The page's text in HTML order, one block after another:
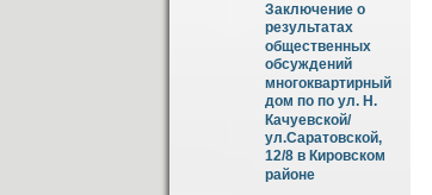
Заключение о
результатах
общественных
обсуждений
многоквартирный
дом по по ул. Н.
Качуевской/
ул.Саратовской,
12/8 в Кировском
районе